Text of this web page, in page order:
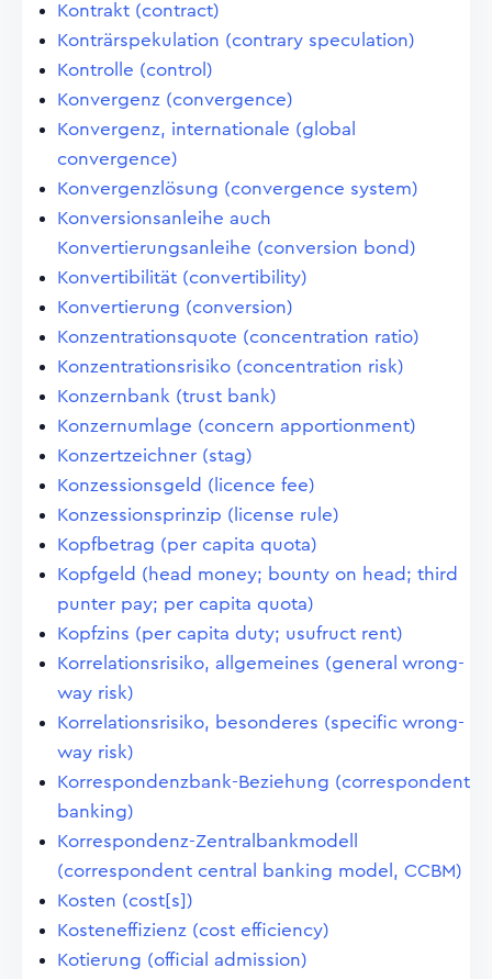
Kontrakt (contract)
Konträrspekulation (contrary speculation)
Kontrolle (control)
Konvergenz (convergence)
Konvergenz, internationale (global
convergence)
Konvergenzlösung (convergence system)
Konversionsanleihe auch
Konvertierungsanleihe (conversion bond)
Konvertibilität (convertibility)
Konvertierung (conversion)
Konzentrationsquote (concentration ratio)
Konzentrationsrisiko (concentration risk)
Konzernbank (trust bank)
Konzernumlage (concern apportionment)
Konzertzeichner (stag)
Konzessionsgeld (licence fee)
Konzessionsprinzip (license rule)
Kopfbetrag (per capita quota)
Kopfgeld (head money; bounty on head; third
punter pay; per capita quota)
Kopfzins (per capita duty; usufruct rent)
Korrelationsrisiko, allgemeines (general wrong-
way risk)
Korrelationsrisiko, besonderes (specific wrong-
way risk)
Korrespondenzbank-Beziehung (correspondent
banking)
Korrespondenz-Zentralbankmodell
(correspondent central banking model, CCBM)
Kosten (cost[s])
Kosteneffizienz (cost efficiency)
Kotierung (official admission)